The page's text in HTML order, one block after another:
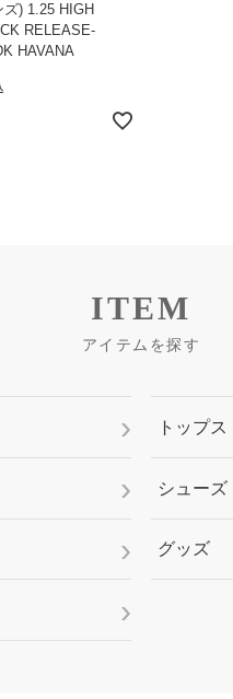
) 1.25 HIGH
RELEASE-
HAVANA
ITEM
アイテムを探す
トップス
シューズ
グッズ